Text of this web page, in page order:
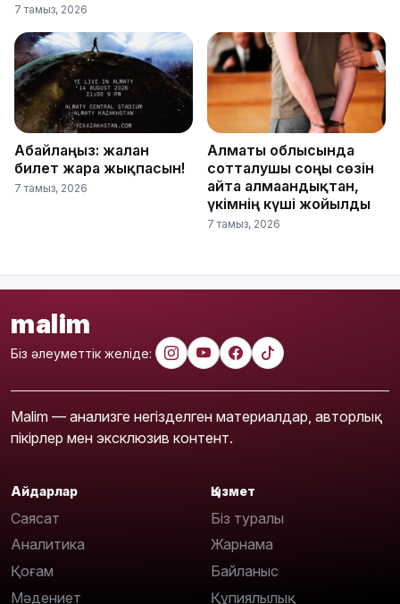
7 тамыз, 2026
Абайлаңыз: жалған
билет жарға жықпасын!
7 тамыз, 2026
Алматы облысында
сотталушы соңғы сөзін
айта алмағандықтан,
үкімнің күші жойылды
7 тамыз, 2026
malim
Біз әлеуметтік желіде:
Malim — анализге негізделген материалдар, авторлық
пікірлер мен эксклюзив контент.
Айдарлар
Саясат
Аналитика
Қоғам
Мәдениет
Қызмет
Біз туралы
Жарнама
Байланыс
Құпиялылық